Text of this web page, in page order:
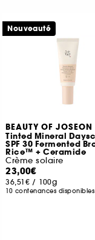
BEAUTY OF JOSEON
Tinted Mineral
SPF 30 Fermented
Rice™ + Ceramide
Crème solaire
23,00€
36,51€ / 100g
10 contenances disponibles
Nouveauté